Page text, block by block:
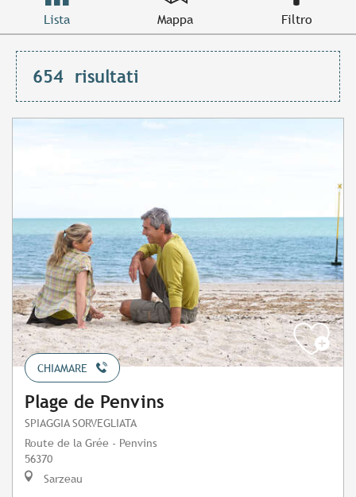
Lista Mappa Filtro
654 risultati
CHIAMARE
Plage de Penvins
SPIAGGIA SORVEGLIATA
Route de la Grée - Penvins
56370
Sarzeau